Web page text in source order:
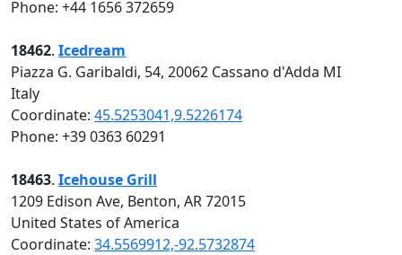
Phone: +44 1656 372659
18462. Icedream
Piazza G. Garibaldi, 54, 20062 Cassano d'Adda MI
Italy
Coordinate: 45.5253041,9.5226174
Phone: +39 0363 60291
18463. Icehouse Grill
1209 Edison Ave, Benton, AR 72015
United States of America
Coordinate: 34.5569912,-92.5732874